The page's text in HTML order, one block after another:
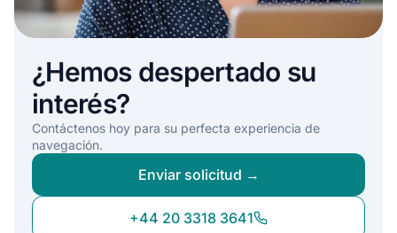
¿Hemos despertado su
interés?
Contáctenos hoy para su perfecta experiencia de
navegación.
Enviar solicitud →
+44 20 3318 3641